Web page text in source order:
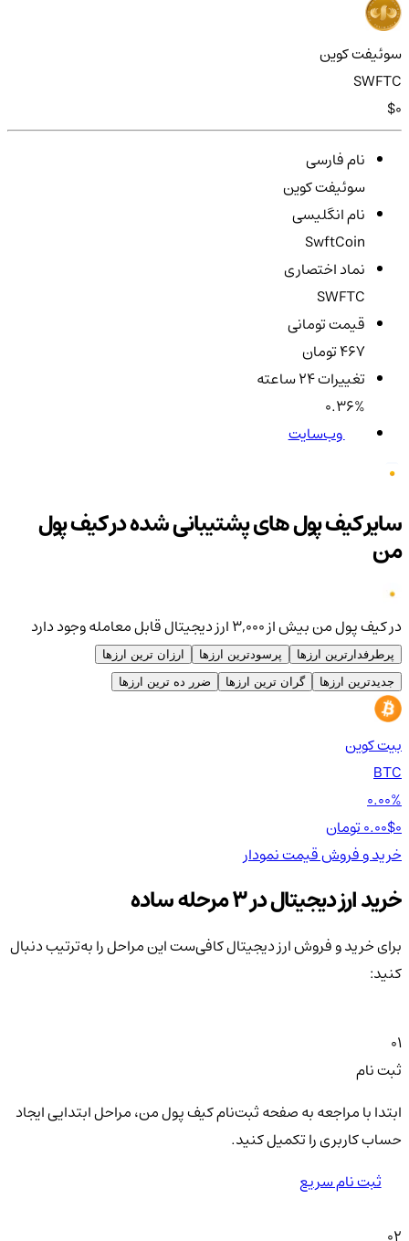
سوئیفت کوین
SWFTC
$0
نام فارسی
سوئیفت کوین
نام انگلیسی
SwftCoin
نماد اختصاری
SWFTC
قیمت تومانی
467 تومان
تغییرات ۲۴ ساعته
0.36%
وب‌سایت
سایر کیف پول های پشتیبانی شده در کیف پول
من
در کیف پول من بیش از ۳,۰۰۰ ارز دیجیتال قابل معامله وجود دارد
پرطرفدارترین ارزها پرسودترین ارزها
ارزان ترین ارزها
جدیدترین ارزها
گران ترین ارزها ضرر ده ترین ارزها
بیت کوین
BTC
0.00%
0.00$
خرید و فروشقیمتنمودار
خرید ارز دیجیتال در 3 مرحله ساده
برای خرید و فروش ارز دیجیتال کافی‌ست این مراحل را به‌ترتیب دنبال
کنید:
01
ثبت نام
ابتدا با مراجعه به صفحه ثبت‌نام کیف‌ پول من، مراحل ابتدایی ایجاد
حساب کاربری را تکمیل کنید.
ثبت نام سریع